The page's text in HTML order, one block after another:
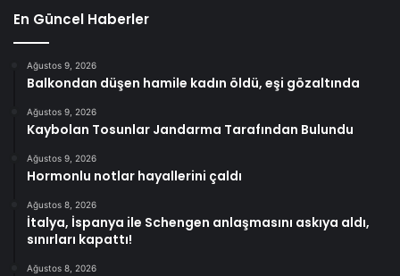
En Güncel Haberler
Ağustos 9, 2026
Balkondan düşen hamile kadın öldü, eşi gözaltında
Ağustos 9, 2026
Kaybolan Tosunlar Jandarma Tarafından Bulundu
Ağustos 9, 2026
Hormonlu notlar hayallerini çaldı
Ağustos 8, 2026
İtalya, İspanya ile Schengen anlaşmasını askıya aldı,
sınırları kapattı!
Ağustos 8, 2026